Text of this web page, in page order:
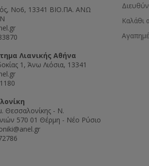
Νο6, 13341 ΒΙΟ.ΠΑ. ΑΝΩ
Λιανικής Αθήνα
1, Άνω Λιόσια, 13341
Θεσσαλονίκης - Ν.
570 01 Θέρμη - Νέο Ρύσιο
Καλάθι